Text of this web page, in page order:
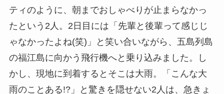
ティのように、朝までおしゃべりが止まらなかっ
たという2人。2日目には「先輩と後輩って感じじ
ゃなかったよね(笑)」と笑い合いながら、五島列島
の福江島に向かう飛行機へと乗り込みました。し
かし、現地に到着するとそこは大雨。「こんな大
雨のことある!?」と驚きを隠せない2人は、急きょ